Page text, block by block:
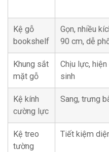
Kệ gỗ
bookshelf
Gọn, nhiều
90 cm, dễ
Khung sắt
mặt gỗ
Chịu lực,
sinh
Kệ kính
cường lực
Sang, trưng
Kệ treo
tường
Tiết kiệm